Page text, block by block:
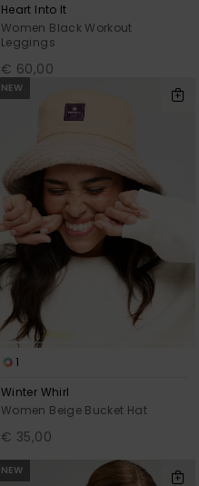
Heart Into It
Women Black Workout
Leggings
€ 60,00
NEW
1
Winter Whirl
Women Beige Bucket Hat
€ 35,00
NEW